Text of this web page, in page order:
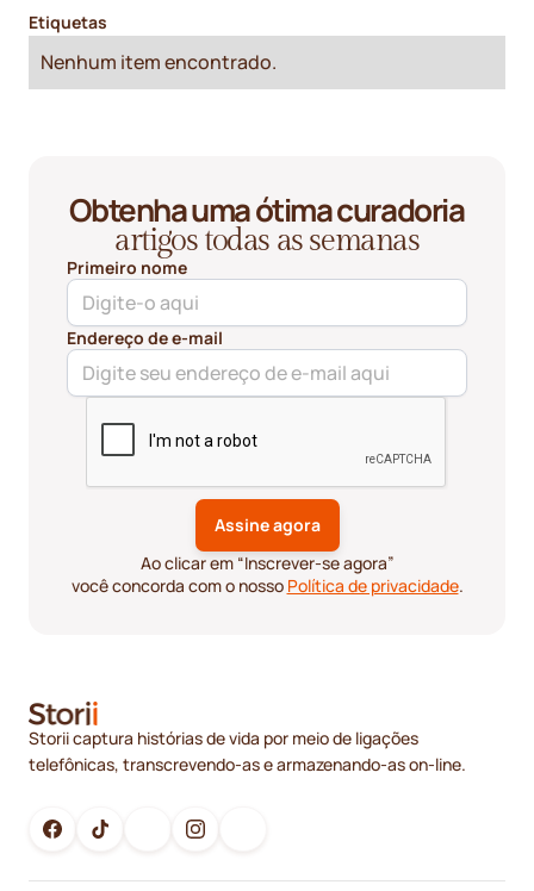
Etiquetas
Nenhum item encontrado.
Obtenha uma ótima curadoria
artigos todas as semanas
Primeiro nome
Endereço de e-mail
Ao clicar em “Inscrever-se agora”
você concorda com o nosso Política de privacidade.
Storii captura histórias de vida por meio de ligações
telefônicas, transcrevendo-as e armazenando-as on-line.